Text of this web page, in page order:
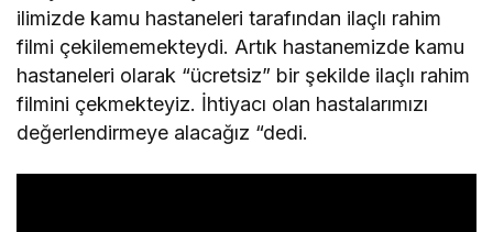
ilimizde kamu hastaneleri tarafından ilaçlı rahim
filmi çekilememekteydi. Artık hastanemizde kamu
hastaneleri olarak “ücretsiz” bir şekilde ilaçlı rahim
filmini çekmekteyiz. İhtiyacı olan hastalarımızı
değerlendirmeye alacağız “dedi.